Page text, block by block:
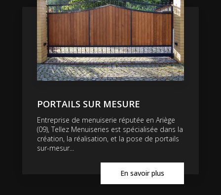
PORTAILS SUR MESURE
Entreprise de menuiserie réputée en Ariège
(09), Tellez Menuiseries est spécialisée dans la
création, la réalisation, et la pose de portails
sur-mesur...
En savoir plus